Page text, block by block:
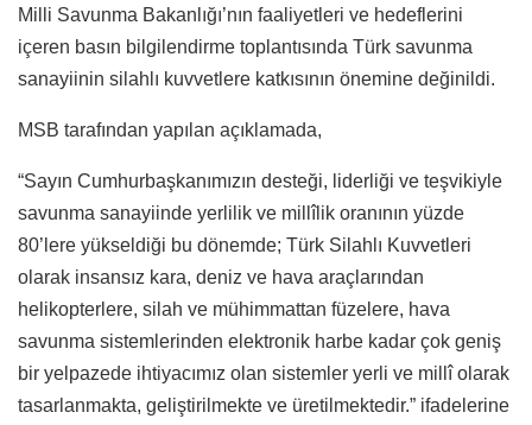
Milli Savunma Bakanlığı’nın faaliyetleri ve hedeflerini
içeren basın bilgilendirme toplantısında Türk savunma
sanayiinin silahlı kuvvetlere katkısının önemine değinildi.
MSB tarafından yapılan açıklamada,
“Sayın Cumhurbaşkanımızın desteği, liderliği ve teşvikiyle
savunma sanayiinde yerlilik ve millîlik oranının yüzde
80’lere yükseldiği bu dönemde; Türk Silahlı Kuvvetleri
olarak insansız kara, deniz ve hava araçlarından
helikopterlere, silah ve mühimmattan füzelere, hava
savunma sistemlerinden elektronik harbe kadar çok geniş
bir yelpazede ihtiyacımız olan sistemler yerli ve millî olarak
tasarlanmakta, geliştirilmekte ve üretilmektedir.” ifadelerine